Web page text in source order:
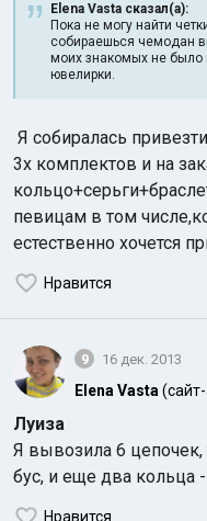
Elena Vasta сказал(а):
Пока не могу найти
собираешься чемодан
моих знакомых не
ювелирки.
Я собиралась
3х комплектов и на
певицам в том
естественно хочется
Нравится
9 16 дек. 2013
Elena Vasta
Луиза
Я вывозила 6
бус, и еще два кольца
Нравится